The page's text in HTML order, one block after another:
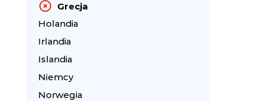
Grecja
Holandia
Irlandia
Islandia
Niemcy
Norwegia